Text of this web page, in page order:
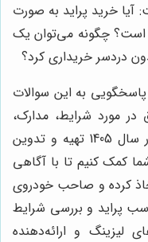
خرید پراید به صورت
درست است؟ چگونه می‌توان یک
دردسر خریداری کرد؟
به این سوالات
مورد شرایط، مدارک،
مزایا و معایب خرید اقساطی پراید در سال 1405 تهیه و تدوین
کمک کنیم تا با آگاهی
کرده و صاحب خودروی
پراید و بررسی شرایط
لیزینگ و ارائه‌دهنده